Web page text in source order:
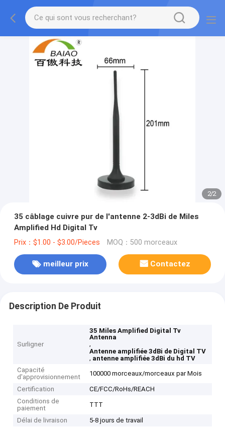
2/2
35 câblage cuivre pur de l'antenne 2-3dBi de Miles
Amplified Hd Digital Tv
Prix：$1.00 - $3.00/Pieces MOQ：500 morceaux
meilleur prix Contactez
Description De Produit
Surligner
35 Miles Amplified Digital Tv
Antenna
,
Antenne amplifiée 3dBi de Digital TV
, antenne amplifiée 3dBi du hd TV
Capacité
d'approvisionnement
100000 morceaux/morceaux par Mois
Certification
CE/FCC/RoHs/REACH
Conditions de
paiement
TTT
Délai de livraison 5-8 jours de travail